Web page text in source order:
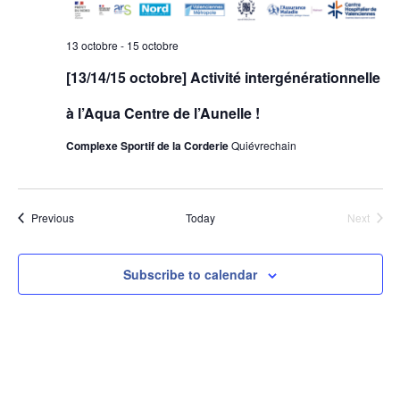
13 octobre - 15 octobre
[13/14/15 octobre] Activité intergénérationnelle
à l’Aqua Centre de l’Aunelle !
Complexe Sportif de la CorderieQuiévrechain
PreviousEvents Today Next
Subscribe to calendar